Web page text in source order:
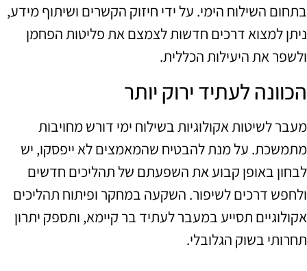
בתחום השילוח הימי. על ידי חיזוק הקשרים ושיתוף מידע,
ניתן למצוא דרכים חדשות לצמצם את פליטות הפחמן
ולשפר את היעילות הכללית.
הכוונה לעתיד ירוק יותר
מעבר לשיטות אקולוגיות בשילוח ימי דורש מחויבות
מתמשכת. על מנת להבטיח שהמאמצים לא ייפסקו, יש
לבחון באופן קבוע את השפעתם של תהליכים חדשים
ולחפש דרכים לשיפור. השקעה במחקר ופיתוח תהליכים
אקולוגיים תסייע במעבר לעתיד בר קיימא, ותספק יתרון
תחרותי בשוק הגלובלי.